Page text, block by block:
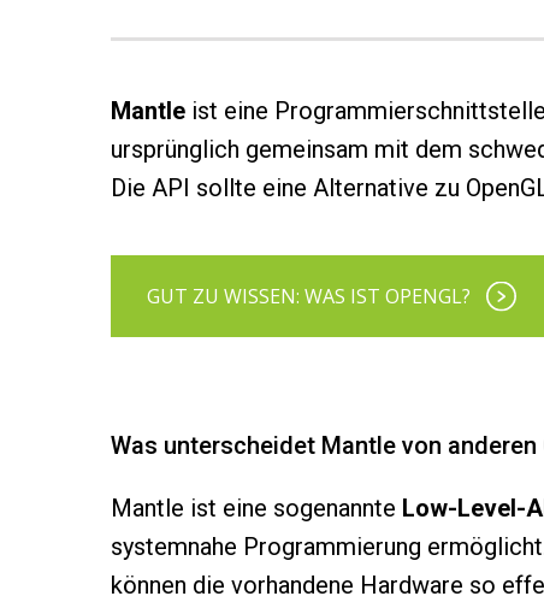
Mantle ist eine
ursprünglich gemeinsam mit dem
Die API sollte eine Alternative zu
GUT ZU WISSEN: WAS IST OPENGL?
Was unterscheidet Mantle von anderen
Mantle ist eine sogenannte Low-Level-
systemnahe Programmierung
können die vorhandene Hardware so